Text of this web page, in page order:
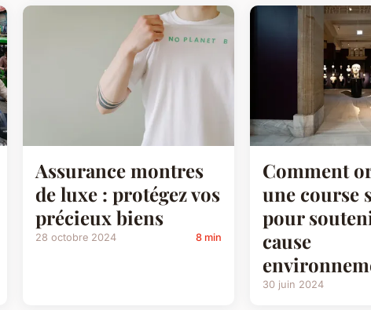
Assurance montres
de luxe : protégez vos
précieux biens
28 octobre 2024 8 min
Comment
une course
pour
cause
30 juin 2024